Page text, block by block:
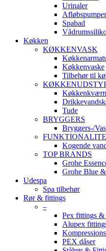
Urinaler
Afløbspumper
Spabad
Køkken
KØKKENVASK
Køkkenvaske
Tilbehør til
Tude
BRYGGERS
Bryggers-/
Kogende
TOP BRANDS
Grohe
Grohe Blue
Udespa
Spa tilbehør
Rør & fittings
–
Pex fittings &
Alupex
PEX dåser